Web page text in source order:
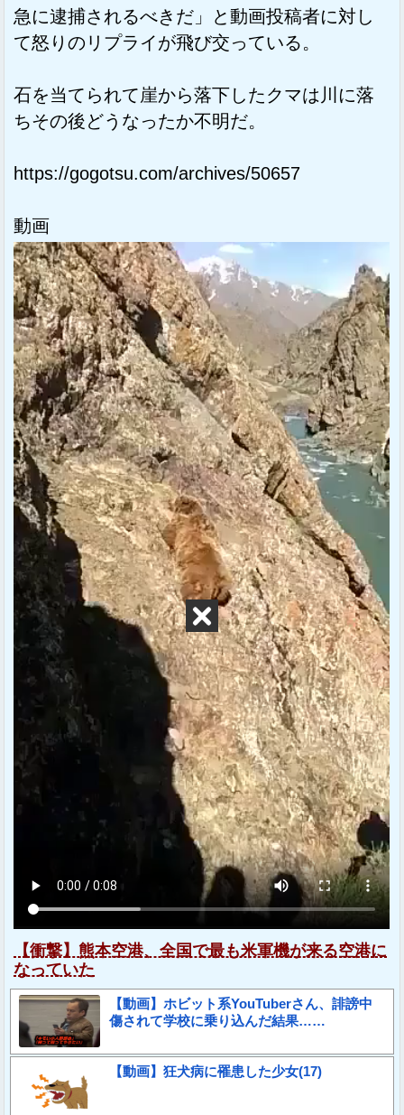
急に逮捕されるべきだ」と動画投稿者に対し
て怒りのリプライが飛び交っている。
石を当てられて崖から落下したクマは川に落
ちその後どうなったか不明だ。
https://gogotsu.com/archives/50657
動画
【衝撃】熊本空港、全国で最も米軍機が来る空港に
なっていた
【動画】ホビット系YouTuberさん、誹謗中
傷されて学校に乗り込んだ結果……
【動画】狂犬病に罹患した少女(17)